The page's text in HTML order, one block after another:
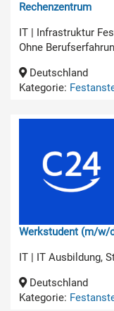
Rechenzentrum
IT | Infrastruktur
Ohne
Deutschland
Kategorie:
Werkstudent (m/w/
IT | IT Ausbildung,
Deutschland
Kategorie: